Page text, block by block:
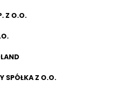
Z O.O.
SPÓŁKA Z O.O.